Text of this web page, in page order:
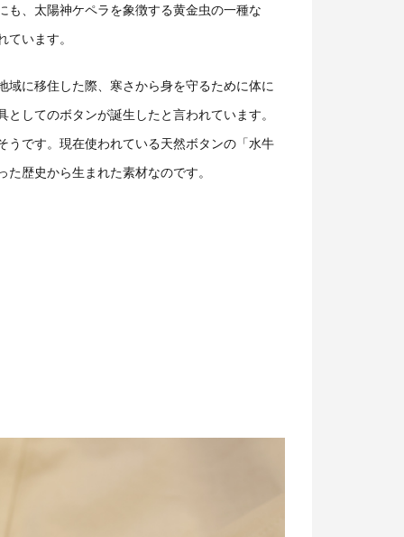
も、太陽神ケペラを象徴する黄金虫の一種な
います。
に移住した際、寒さから身を守るために体に
してのボタンが誕生したと言われています。
うです。現在使われている天然ボタンの「水牛
歴史から生まれた素材なのです。